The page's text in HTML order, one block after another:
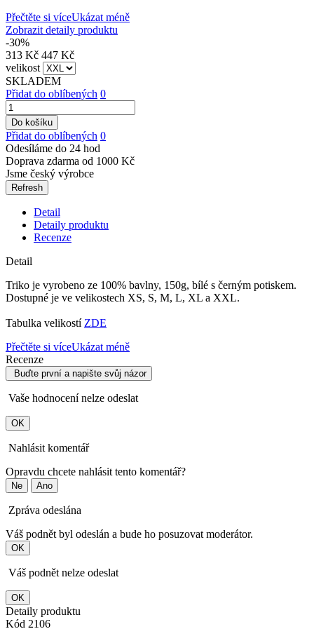
Přečtěte si víceUkázat méně
Zobrazit detaily produktu
-30%
313 Kč 447 Kč
velikost
SKLADEM
Přidat do oblíbených 0
Do košíku
Přidat do oblíbených 0
Odesíláme do 24 hod
Doprava zdarma od 1000 Kč
Jsme český výrobce
Detail
Detaily produktu
Recenze
Detail
Triko je vyrobeno ze 100% bavlny, 150g, bílé s černým potiskem.
Dostupné je ve velikostech XS, S, M, L, XL a XXL.
Tabulka velikostí ZDE
Přečtěte si víceUkázat méně
Recenze
Buďte první a napište svůj názor
Vaše hodnocení nelze odeslat
OK
Nahlásit komentář
Opravdu chcete nahlásit tento komentář?
Ne Ano
Zpráva odeslána
Váš podnět byl odeslán a bude ho posuzovat moderátor.
OK
Váš podnět nelze odeslat
OK
Detaily produktu
Kód 2106